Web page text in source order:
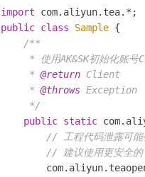
import
public class Sample {
/**
* 使用AK&SK初始化账号
     *
@return Client
     *
@throws Exception
     */
public static
// 工程代码泄露可能
// 建议使用更安全的